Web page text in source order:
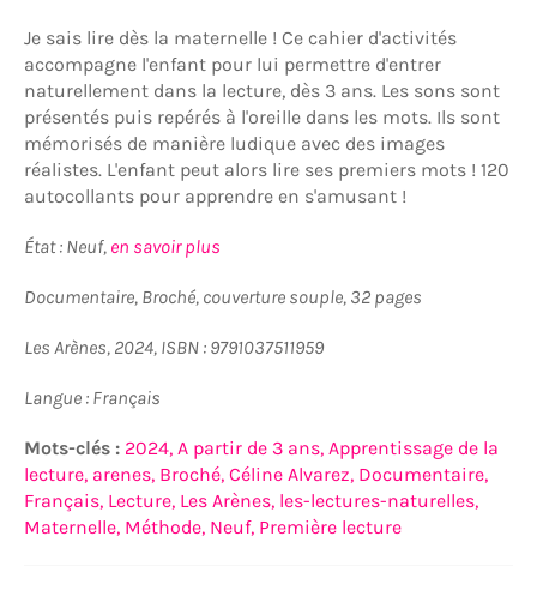
Je sais lire dès la maternelle ! Ce cahier d'activités
accompagne l'enfant pour lui permettre d'entrer
naturellement dans la lecture, dès 3 ans. Les sons sont
présentés puis repérés à l'oreille dans les mots. Ils sont
mémorisés de manière ludique avec des images
réalistes. L'enfant peut alors lire ses premiers mots ! 120
autocollants pour apprendre en s'amusant !
État : Neuf, en savoir plus
Documentaire, Broché, couverture souple, 32 pages
Les Arènes, 2024, ISBN : 9791037511959
Langue : Français
Mots-clés : 2024, A partir de 3 ans, Apprentissage de la
lecture, arenes, Broché, Céline Alvarez, Documentaire,
Français, Lecture, Les Arènes, les-lectures-naturelles,
Maternelle, Méthode, Neuf, Première lecture